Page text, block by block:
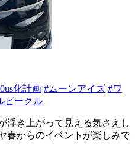
化計画 #ムーンアイズ #ワ
ビークル
浮き上がって見える気さえし
春からのイベントが楽しみで